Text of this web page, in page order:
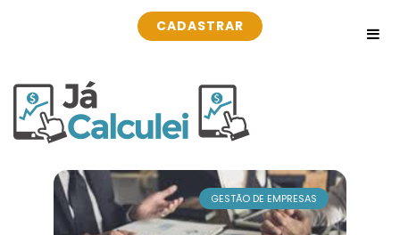
CADASTRAR
GESTÃO DE EMPRESAS